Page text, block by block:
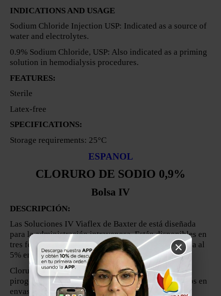
INDICATIONS AND USAGE
Sodium Chloride Injection USP: Indicated as a source of
water and electrolytes.
0.9% Sodium Chloride, USP: Also indicated as a priming
solution in hemodialysis procedures.
FEATURES:
Sterile
Latex-free
SPECIFICATIONS:
Storage requirements: 25°C
ESPANOL
CLORURO DE SODIO 0,9%
Bolsa IV
DESCRIPCIÓN:
Las Soluciones IV Viaflex de Baxter de está diseñada
para la administración intravenosa. Están disponibles en
tres formulaciones: cloruro de sodio (0.9%), dextrosa al
5% en agua (D5W) y lactato de Ringer (LR).
Cloruro de Sodio, USP: Una solución estéril y no
pirogénica para la reposición de fluidos y electrolitos en
envases de dosis única. Esta solución no contiene